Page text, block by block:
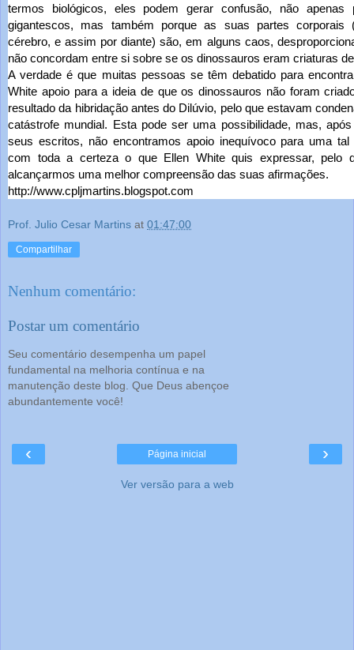
termos biológicos, eles podem gerar confusão, não apenas
gigantescos, mas também porque as suas partes corporais
cérebro, e assim por diante) são, em alguns caos,
não concordam entre si sobre se os dinossauros eram criaturas
A verdade é que muitas pessoas se têm debatido para
White apoio para a ideia de que os dinossauros não foram
resultado da hibridação antes do Dilúvio, pelo que estavam
catástrofe mundial. Esta pode ser uma possibilidade, mas,
seus escritos, não encontramos apoio inequívoco para uma
com toda a certeza o que Ellen White quis expressar, pelo
alcançarmos uma melhor compreensão das suas afirmações.
http://www.cpljmartins.blogspot.com
Prof. Julio Cesar Martins at 01:47:00
Compartilhar
Nenhum comentário:
Postar um comentário
Seu comentário desempenha um papel
fundamental na melhoria contínua e na
manutenção deste blog. Que Deus abençoe
abundantemente você!
‹ ›
Página inicial
Ver versão para a web